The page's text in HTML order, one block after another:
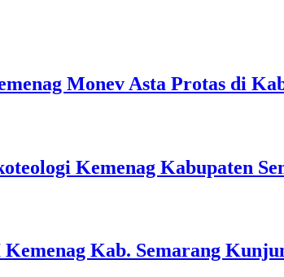
Monev Asta Protas di
Kemenag Kabupaten
Kab. Semarang